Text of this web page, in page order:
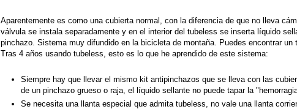
Aparentemente es como una cubierta normal, con la diferencia de que no lleva
válvula se instala separadamente y en el interior del tubeless se inserta líquido
pinchazo. Sistema muy difundido en la bicicleta de montaña. Puedes encontrar un
Tras 4 años usando tubeless, esto es lo que he aprendido de este sistema:
Siempre hay que llevar el mismo kit antipinchazos que se lleva con las
de un pinchazo grueso o raja, el líquido sellante no puede tapar la
Se necesita una llanta especial que admita tubeless, no vale una llanta